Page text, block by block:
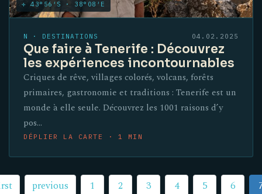
✛ 43°56′S · 38°08′E
N · DESTINATIONS 04.02.2025
Que faire à Tenerife : Découvrez
les expériences incontournables
Criques de rêve, villages colorés, volcans, forêts
primaires, gastronomie et traditions : Tenerife est un
monde à elle seule. Découvrez les 1001 raisons d’y
pos…
DÉPLIER LA CARTE · 1 MIN
previous 1 2 3 4 5 6